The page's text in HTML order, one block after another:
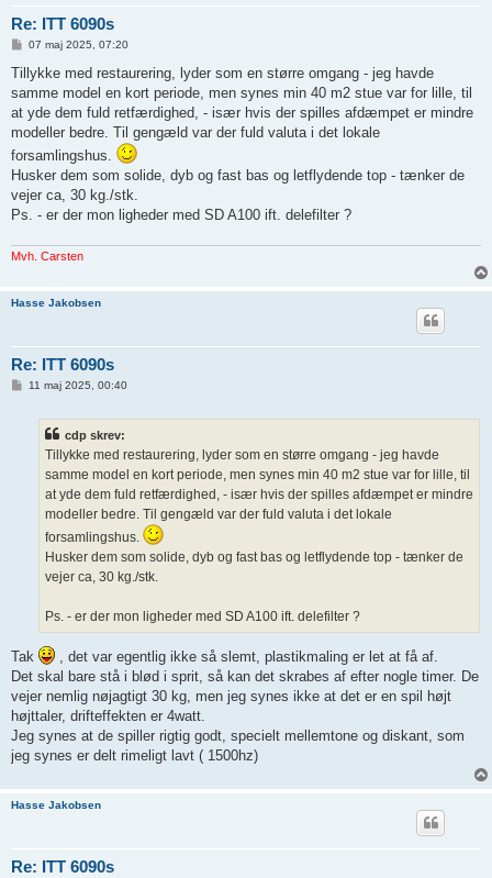
Re: ITT 6090s
d
æ
g
07 maj 2025, 07:20
Tillykke med restaurering, lyder som en større omgang - jeg havde
samme model en kort periode, men synes min 40 m2 stue var for lille, til
at yde dem fuld retfærdighed, - især hvis der spilles afdæmpet er mindre
modeller bedre. Til gengæld var der fuld valuta i det lokale
forsamlingshus.
Husker dem som solide, dyb og fast bas og letflydende top - tænker de
vejer ca, 30 kg./stk.
Ps. - er der mon ligheder med SD A100 ift. delefilter ?
Mvh. Carsten
Hasse Jakobsen
Re: ITT 6090s
11 maj 2025, 00:40
cdp skrev:
Tillykke med restaurering, lyder som en større omgang - jeg havde
samme model en kort periode, men synes min 40 m2 stue var for lille, til
at yde dem fuld retfærdighed, - især hvis der spilles afdæmpet er mindre
modeller bedre. Til gengæld var der fuld valuta i det lokale
forsamlingshus.
Husker dem som solide, dyb og fast bas og letflydende top - tænker de
vejer ca, 30 kg./stk.
Ps. - er der mon ligheder med SD A100 ift. delefilter ?
Tak
, det var egentlig ikke så slemt, plastikmaling er let at få af.
Det skal bare stå i blød i sprit, så kan det skrabes af efter nogle timer. De
vejer nemlig nøjagtigt 30 kg, men jeg synes ikke at det er en spil højt
højttaler, drifteffekten er 4watt.
Jeg synes at de spiller rigtig godt, specielt mellemtone og diskant, som
jeg synes er delt rimeligt lavt ( 1500hz)
Hasse Jakobsen
Re: ITT 6090s